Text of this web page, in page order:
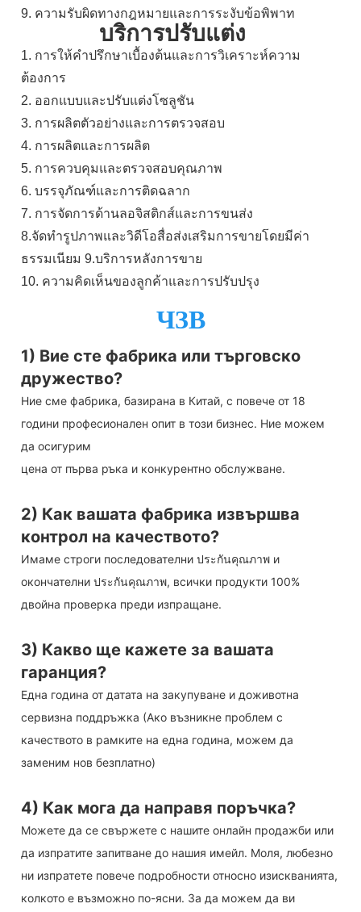
9. ความรับผิดทางกฎหมายและการระงับข้อพิพาท
บริการปรับแต่ง
1. การให้คำปรึกษาเบื้องต้นและการวิเคราะห์ความ
ต้องการ
2. ออกแบบและปรับแต่งโซลูชัน
3. การผลิตตัวอย่างและการตรวจสอบ
4. การผลิตและการผลิต
5. การควบคุมและตรวจสอบคุณภาพ
6. บรรจุภัณฑ์และการติดฉลาก
7. การจัดการด้านลอจิสติกส์และการขนส่ง
8.จัดทำรูปภาพและวิดีโอสื่อส่งเสริมการขายโดยมีค่า
ธรรมเนียม 9.บริการหลังการขาย
10. ความคิดเห็นของลูกค้าและการปรับปรุง
ЧЗВ
1) Вие сте фабрика или търговско
дружество?
Ние сме фабрика, базирана в Китай, с повече от 18
години професионален опит в този бизнес. Ние можем
да осигурим
цена от първа ръка и конкурентно обслужване.
2) Как вашата фабрика извършва
контрол на качеството?
Имаме строги последователни ประกันคุณภาพ и
окончателни ประกันคุณภาพ, всички продукти 100%
двойна проверка преди изпращане.
3) Какво ще кажете за вашата
гаранция?
Една година от датата на закупуване и доживотна
сервизна поддръжка (Ако възникне проблем с
качеството в рамките на една година, можем да
заменим нов безплатно)
4) Как мога да направя поръчка?
Можете да се свържете с нашите онлайн продажби или
да изпратите запитване до нашия имейл. Моля, любезно
ни изпратете повече подробности относно изискванията,
колкото е възможно по-ясни. За да можем да ви